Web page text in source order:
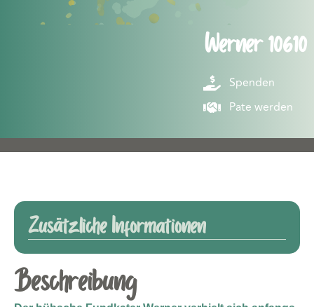
Werner 10610
Spenden
Pate werden
Zusätzliche Informationen
Beschreibung